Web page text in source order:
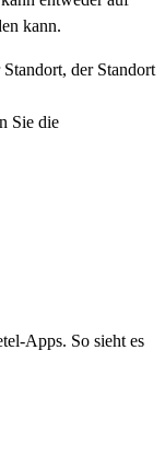
kann.
der Standort
Sie die
Apps. So sieht es